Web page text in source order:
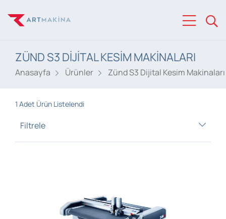
ZÜND S3 DIJITAL KESIM MAKINALARI
Anasayfa Ürünler Zünd S3 Dijital Kesim Makinaları
1 Adet Ürün Listelendi
Filtrele